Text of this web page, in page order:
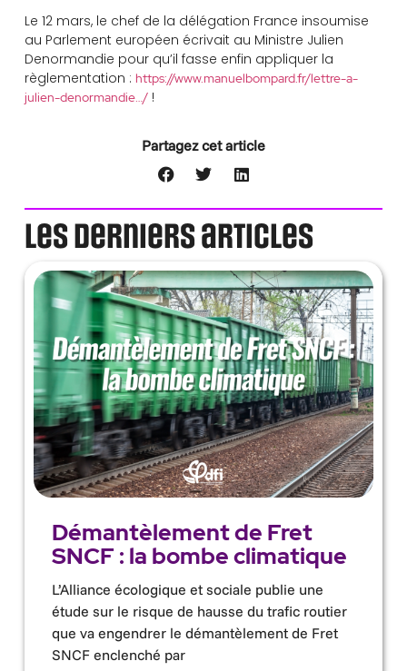
Le 12 mars, le chef de la délégation France insoumise
au Parlement européen écrivait au Ministre Julien
Denormandie pour qu’il fasse enfin appliquer la
règlementation : https://www.manuelbompard.fr/lettre-a-
julien-denormandie…/!
Partagez cet article
Les derniers articles
Démantèlement de Fret
SNCF : la bombe climatique
L’Alliance écologique et sociale publie une
étude sur le risque de hausse du trafic routier
que va engendrer le démantèlement de Fret
SNCF enclenché par